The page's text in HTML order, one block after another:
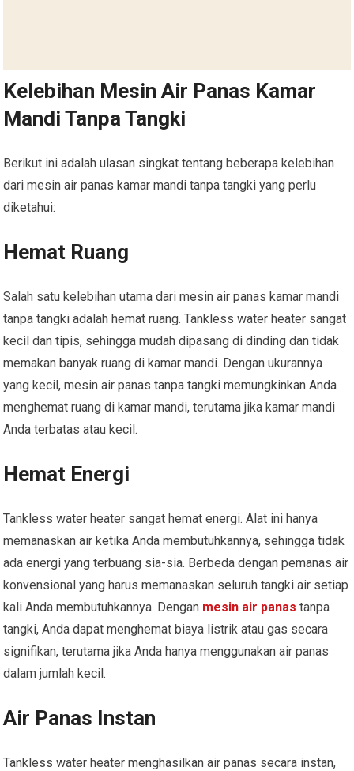
Kelebihan Mesin Air Panas Kamar
Mandi Tanpa Tangki
Berikut ini adalah ulasan singkat tentang beberapa kelebihan
dari mesin air panas kamar mandi tanpa tangki yang perlu
diketahui:
Hemat Ruang
Salah satu kelebihan utama dari mesin air panas kamar mandi
tanpa tangki adalah hemat ruang. Tankless water heater sangat
kecil dan tipis, sehingga mudah dipasang di dinding dan tidak
memakan banyak ruang di kamar mandi. Dengan ukurannya
yang kecil, mesin air panas tanpa tangki memungkinkan Anda
menghemat ruang di kamar mandi, terutama jika kamar mandi
Anda terbatas atau kecil.
Hemat Energi
Tankless water heater sangat hemat energi. Alat ini hanya
memanaskan air ketika Anda membutuhkannya, sehingga tidak
ada energi yang terbuang sia-sia. Berbeda dengan pemanas air
konvensional yang harus memanaskan seluruh tangki air setiap
kali Anda membutuhkannya. Dengan mesin air panas tanpa
tangki, Anda dapat menghemat biaya listrik atau gas secara
signifikan, terutama jika Anda hanya menggunakan air panas
dalam jumlah kecil.
Air Panas Instan
Tankless water heater menghasilkan air panas secara instan,